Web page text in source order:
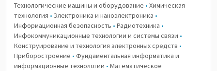
Технологические машины и оборудование • Химическая
технология • Электроника и наноэлектроника •
Информационная безопасность • Радиотехника •
Инфокоммуникационные технологии и системы связи •
Конструирование и технология электронных средств •
Приборостроение • Фундаментальная информатика и
информационные технологии • Математическое